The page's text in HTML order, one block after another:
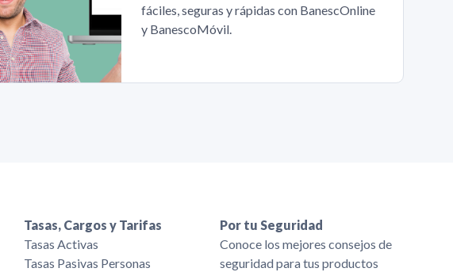
fáciles, seguras y rápidas con BanescOnline
y BanescoMóvil.
Tasas, Cargos y Tarifas
Tasas Activas
Tasas Pasivas Personas
Por tu Seguridad
Conoce los mejores consejos de
seguridad para tus productos